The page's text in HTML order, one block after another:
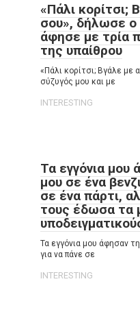
«Πάλι κορίτσι;
σου», δήλωσε ο
άφησε με τρία
της υπαίθρου
«Πάλι κορίτσι; Βγάλε
σύζυγός μου και με
INTERESTING
Τα εγγόνια μου
μου σε ένα
σε ένα πάρτι,
τους έδωσα τα
Τα εγγόνια μου άφησαν
για να πάνε σε
INTERESTING